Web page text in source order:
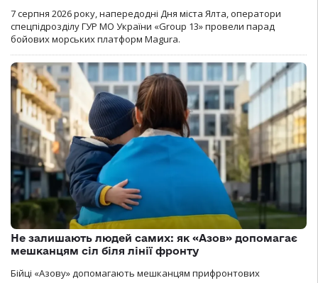
7 серпня 2026 року, напередодні Дня міста Ялта, оператори
спецпідрозділу ГУР МО України «Group 13» провели парад
бойових морських платформ Magura.
Не залишають людей самих: як «Азов» допомагає
мешканцям сіл біля лінії фронту
Бійці «Азову» допомагають мешканцям прифронтових